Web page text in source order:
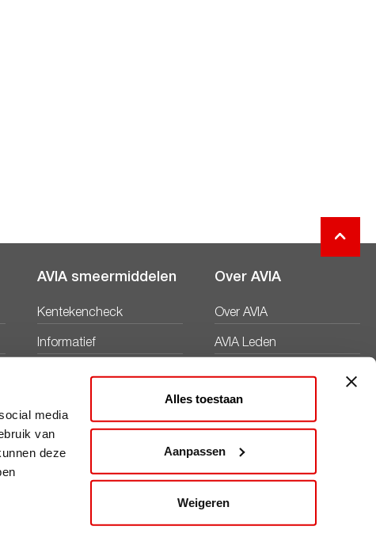
media
van
deze
Alles toestaan
Aanpassen
Weigeren
AVIA smeermiddelen
Kentekencheck
Informatief
Over AVIA
Over AVIA
AVIA Leden
Duurzaamheid
Werken bij